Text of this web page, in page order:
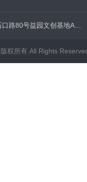
权所有 All Rights